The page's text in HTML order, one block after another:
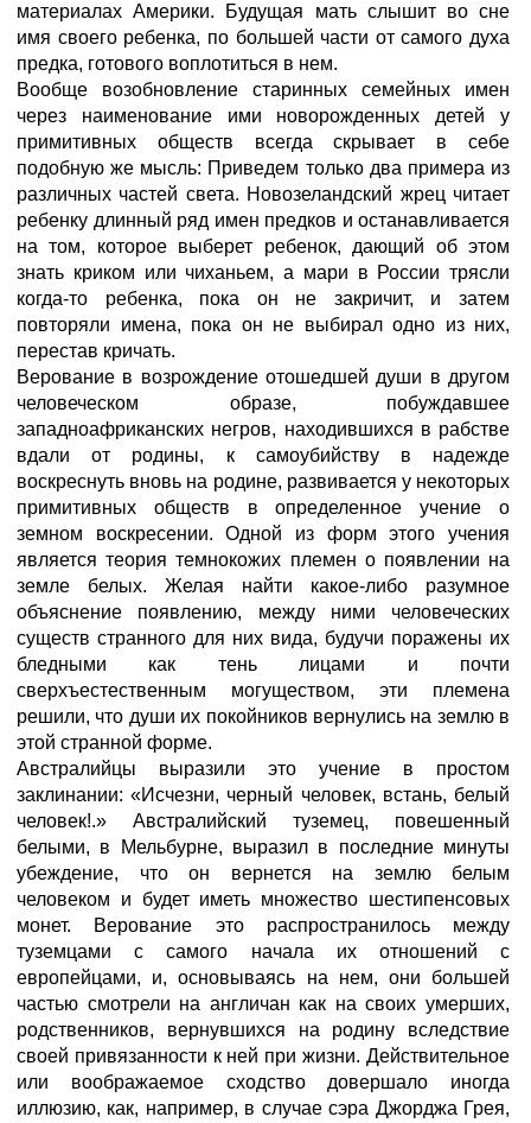
материалах Америки. Будущая мать слышит во сне
имя своего ребенка, по большей части от самого духа
предка, готового воплотиться в нем.
Вообще возобновление старинных семейных имен
через наименование ими новорожденных детей у
примитивных обществ всегда скрывает в себе
подобную же мысль: Приведем только два примера из
различных частей света. Новозеландский жрец читает
ребенку длинный ряд имен предков и останавливается
на том, которое выберет ребенок, дающий об этом
знать криком или чиханьем, а мари в России трясли
когда-то ребенка, пока он не закричит, и затем
повторяли имена, пока он не выбирал одно из них,
перестав кричать.
Верование в возрождение отошедшей души в другом
человеческом образе, побуждавшее
западноафриканских негров, находившихся в рабстве
вдали от родины, к самоубийству в надежде
воскреснуть вновь на родине, развивается у некоторых
примитивных обществ в определенное учение о
земном воскресении. Одной из форм этого учения
является теория темнокожих племен о появлении на
земле белых. Желая найти какое-либо разумное
объяснение появлению, между ними человеческих
существ странного для них вида, будучи поражены их
бледными как тень лицами и почти
сверхъестественным могуществом, эти племена
решили, что души их покойников вернулись на землю в
этой странной форме.
Австралийцы выразили это учение в простом
заклинании: «Исчезни, черный человек, встань, белый
человек!.» Австралийский туземец, повешенный
белыми, в Мельбурне, выразил в последние минуты
убеждение, что он вернется на землю белым
человеком и будет иметь множество шестипенсовых
монет. Верование это распространилось между
туземцами с самого начала их отношений с
европейцами, и, основываясь на нем, они большей
частью смотрели на англичан как на своих умерших,
родственников, вернувшихся на родину вследствие
своей привязанности к ней при жизни. Действительное
или воображаемое сходство довершало иногда
иллюзию, как, например, в случае сэра Джорджа Грея,